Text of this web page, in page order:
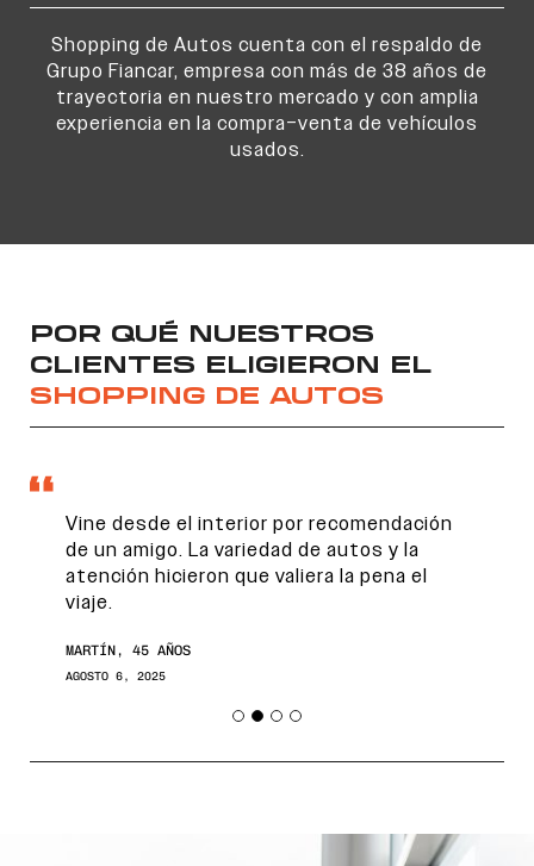
Shopping de Autos cuenta con el respaldo de
Grupo Fiancar, empresa con más de 38 años de
trayectoria en nuestro mercado y con amplia
experiencia en la compra–venta de vehículos
usados.
POR QUÉ NUESTROS
CLIENTES ELIGIERON EL
SHOPPING DE AUTOS
Vine desde el interior por recomendación
de un amigo. La variedad de autos y la
atención hicieron que valiera la pena el
viaje.
MARTÍN, 45 AÑOS
AGOSTO 6, 2025